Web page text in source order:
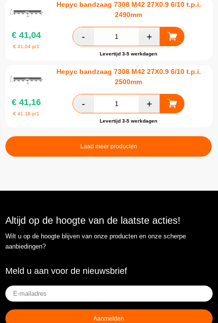
Hepyc bandzaag 7308 M42 27X0.9 6/10 t.p.i.
2490mm
€ 41,04
€41,04 p/1
Levertijd 3-5 werkdagen
Hepyc bandzaag 7308 M42 27X0.9 6/10 t.p.i.
2500mm
€ 41,16
€41,16 p/1
Levertijd 3-5 werkdagen
Laad meer producten
Altijd op de hoogte van de laatste acties!
Wilt u op de hoogte blijven van onze producten en onze scherpe
aanbiedingen?
Meld u aan voor de nieuwsbrief
E-
mailadres(Vereist)
Aanmelden